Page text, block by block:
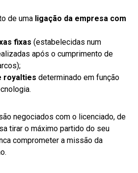
de uma ligação da empresa com
fixas (estabelecidas num
após o cumprimento de
royalties determinado em função
negociados com o licenciado, de
tirar o máximo partido do seu
comprometer a missão da